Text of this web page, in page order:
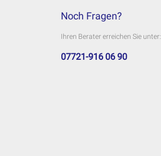
Noch Fragen?
Ihren Berater erreichen Sie unter:
07721-916 06 90